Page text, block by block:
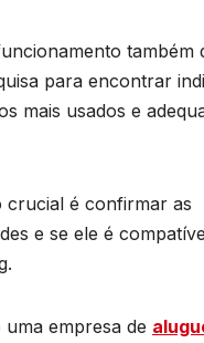
também
para encontrar
mais usados e
crucial é confirmar as
e se ele é
uma empresa de